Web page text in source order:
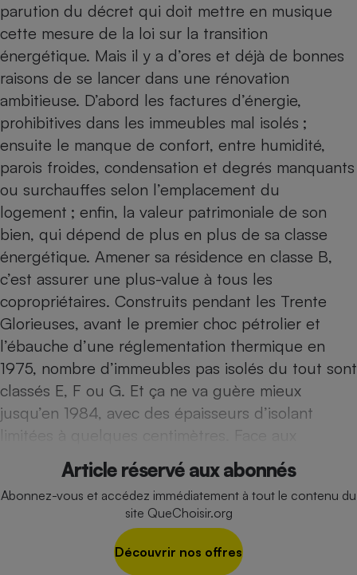
parution du décret qui doit mettre en musique
cette mesure de la loi sur la transition
énergétique. Mais il y a d’ores et déjà de bonnes
raisons de se lancer dans une rénovation
ambitieuse. D’abord les factures d’énergie,
prohibitives dans les immeubles mal isolés ;
ensuite le manque de confort, entre humidité,
parois froides, condensation et degrés manquants
ou surchauffes selon l’emplacement du
logement ; enfin, la valeur patrimoniale de son
bien, qui dépend de plus en plus de sa classe
énergétique. Amener sa résidence en classe B,
c’est assurer une plus-value à tous les
copropriétaires. Construits pendant les Trente
Glorieuses, avant le premier choc pétrolier et
l’ébauche d’une réglementation thermique en
1975, nombre d’immeubles pas isolés du tout sont
classés E, F ou G. Et ça ne va guère mieux
jusqu’en 1984, avec des épaisseurs d’isolant
limitées à quelques centimètres. Face aux
Article réservé aux abonnés
Abonnez-vous et accédez immédiatement à tout le contenu du
site QueChoisir.org
Découvrir nos offres
Complément
alimentaire
bouteille
Assurance emprunteur
Banque
Petit électroménager -
Lave-linge
Plaque de cuisson à
induction
Climatiseur -
Ventilateur
Téléviseur
Téléphone mobile -
Smartphone
Matelas
Radiateur électrique
Climatiseur -
Ventilateur
Mutuelle
Antimoustique